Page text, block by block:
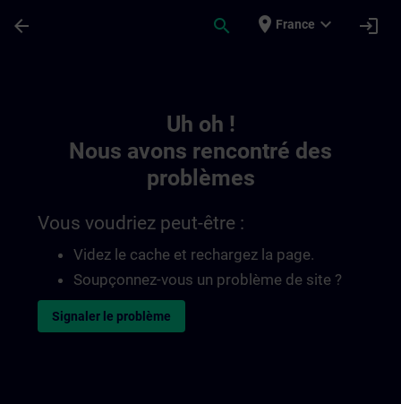
arrow_back search place France expand_more login
Uh oh !
Nous avons rencontré des
problèmes
Vous voudriez peut-être :
Videz le cache et rechargez la page.
Soupçonnez-vous un problème de site ?
Signaler le problème